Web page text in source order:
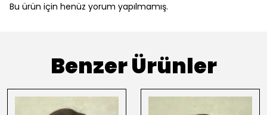
Bu ürün için henüz yorum yapılmamış.
Benzer Ürünler